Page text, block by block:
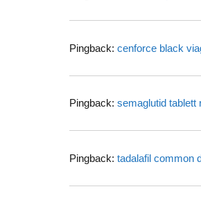
Pingback: cenforce black
Pingback: semaglutid tablett
Pingback: tadalafil common